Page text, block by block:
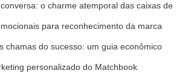
o charme atemporal das caixas de
para reconhecimento da marca
chamas do sucesso: um guia econômico
personalizado do Matchbook